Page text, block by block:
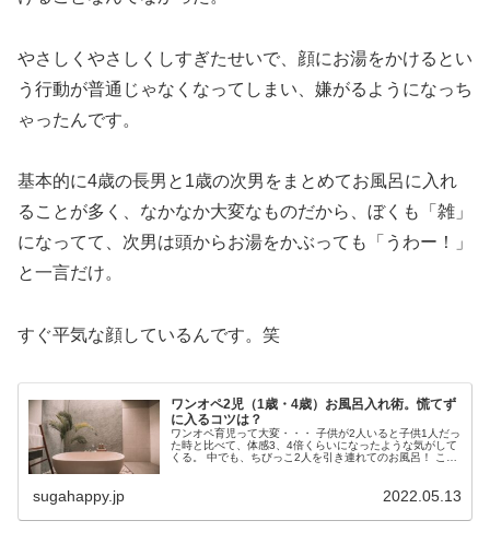
やさしくやさしくしすぎたせいで、顔にお湯をかけるとい
う行動が普通じゃなくなってしまい、嫌がるようになっち
ゃったんです。
基本的に4歳の長男と1歳の次男をまとめてお風呂に入れ
ることが多く、なかなか大変なものだから、ぼくも「雑」
になってて、次男は頭からお湯をかぶっても「うわー！」
と一言だけ。
すぐ平気な顔しているんです。笑
ワンオペ2児（1歳・4歳）お風呂入れ術。慌てず
に入るコツは？
ワンオペ育児って大変・・・ 子供が2人いると子供1人だっ
た時と比べて、体感3、4倍くらいになったような気がして
くる。 中でも、ちびっこ2人を引き連れてのお風呂！ これ
sugahappy.jp 2022.05.13